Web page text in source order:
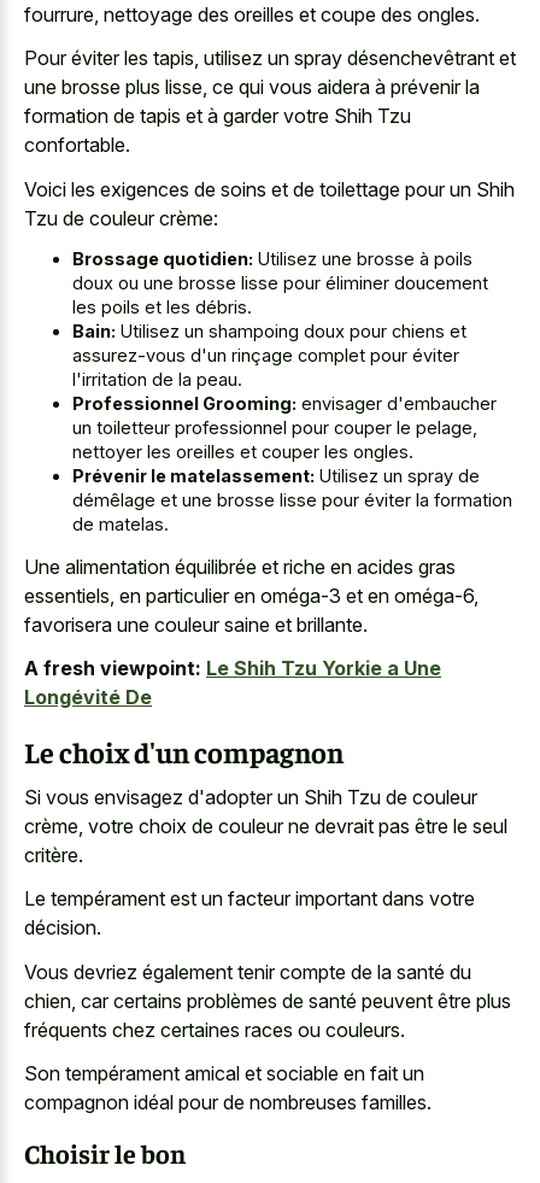
fourrure, nettoyage des oreilles et coupe des ongles.
Pour éviter les tapis, utilisez un spray désenchevêtrant et
une brosse plus lisse, ce qui vous aidera à prévenir la
formation de tapis et à garder votre Shih Tzu
confortable.
Voici les exigences de soins et de toilettage pour un Shih
Tzu de couleur crème:
Brossage quotidien: Utilisez une brosse à poils
doux ou une brosse lisse pour éliminer doucement
les poils et les débris.
Bain: Utilisez un shampoing doux pour chiens et
assurez-vous d'un rinçage complet pour éviter
l'irritation de la peau.
Professionnel Grooming: envisager d'embaucher
un toiletteur professionnel pour couper le pelage,
nettoyer les oreilles et couper les ongles.
Prévenir le matelassement: Utilisez un spray de
démêlage et une brosse lisse pour éviter la formation
de matelas.
Une alimentation équilibrée et riche en acides gras
essentiels, en particulier en oméga-3 et en oméga-6,
favorisera une couleur saine et brillante.
A fresh viewpoint: Le Shih Tzu Yorkie a Une
Longévité De
Le choix d'un compagnon
Si vous envisagez d'adopter un Shih Tzu de couleur
crème, votre choix de couleur ne devrait pas être le seul
critère.
Le tempérament est un facteur important dans votre
décision.
Vous devriez également tenir compte de la santé du
chien, car certains problèmes de santé peuvent être plus
fréquents chez certaines races ou couleurs.
Son tempérament amical et sociable en fait un
compagnon idéal pour de nombreuses familles.
Choisir le bon